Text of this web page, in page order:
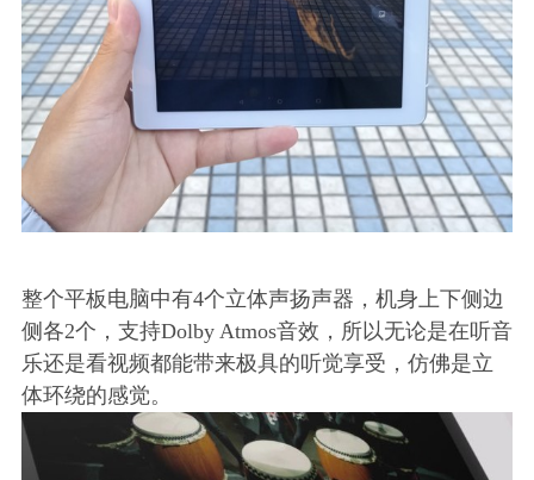
整个平板电脑中有4个立体声扬声器，机身上下侧边
侧各2个，支持Dolby Atmos音效，所以无论是在听音
乐还是看视频都能带来极具的听觉享受，仿佛是立
体环绕的感觉。